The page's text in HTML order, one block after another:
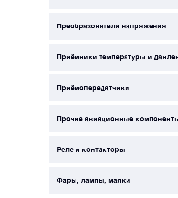
Преобразователи напряжения
Приёмники температуры и
Приёмопередатчики
Прочие авиационные
Реле и контакторы
Фары, лампы, маяки